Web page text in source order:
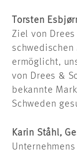
Torsten
Ziel von
ermöglicht,
von Drees &
bekannte
Schweden
Karin Ståhl,